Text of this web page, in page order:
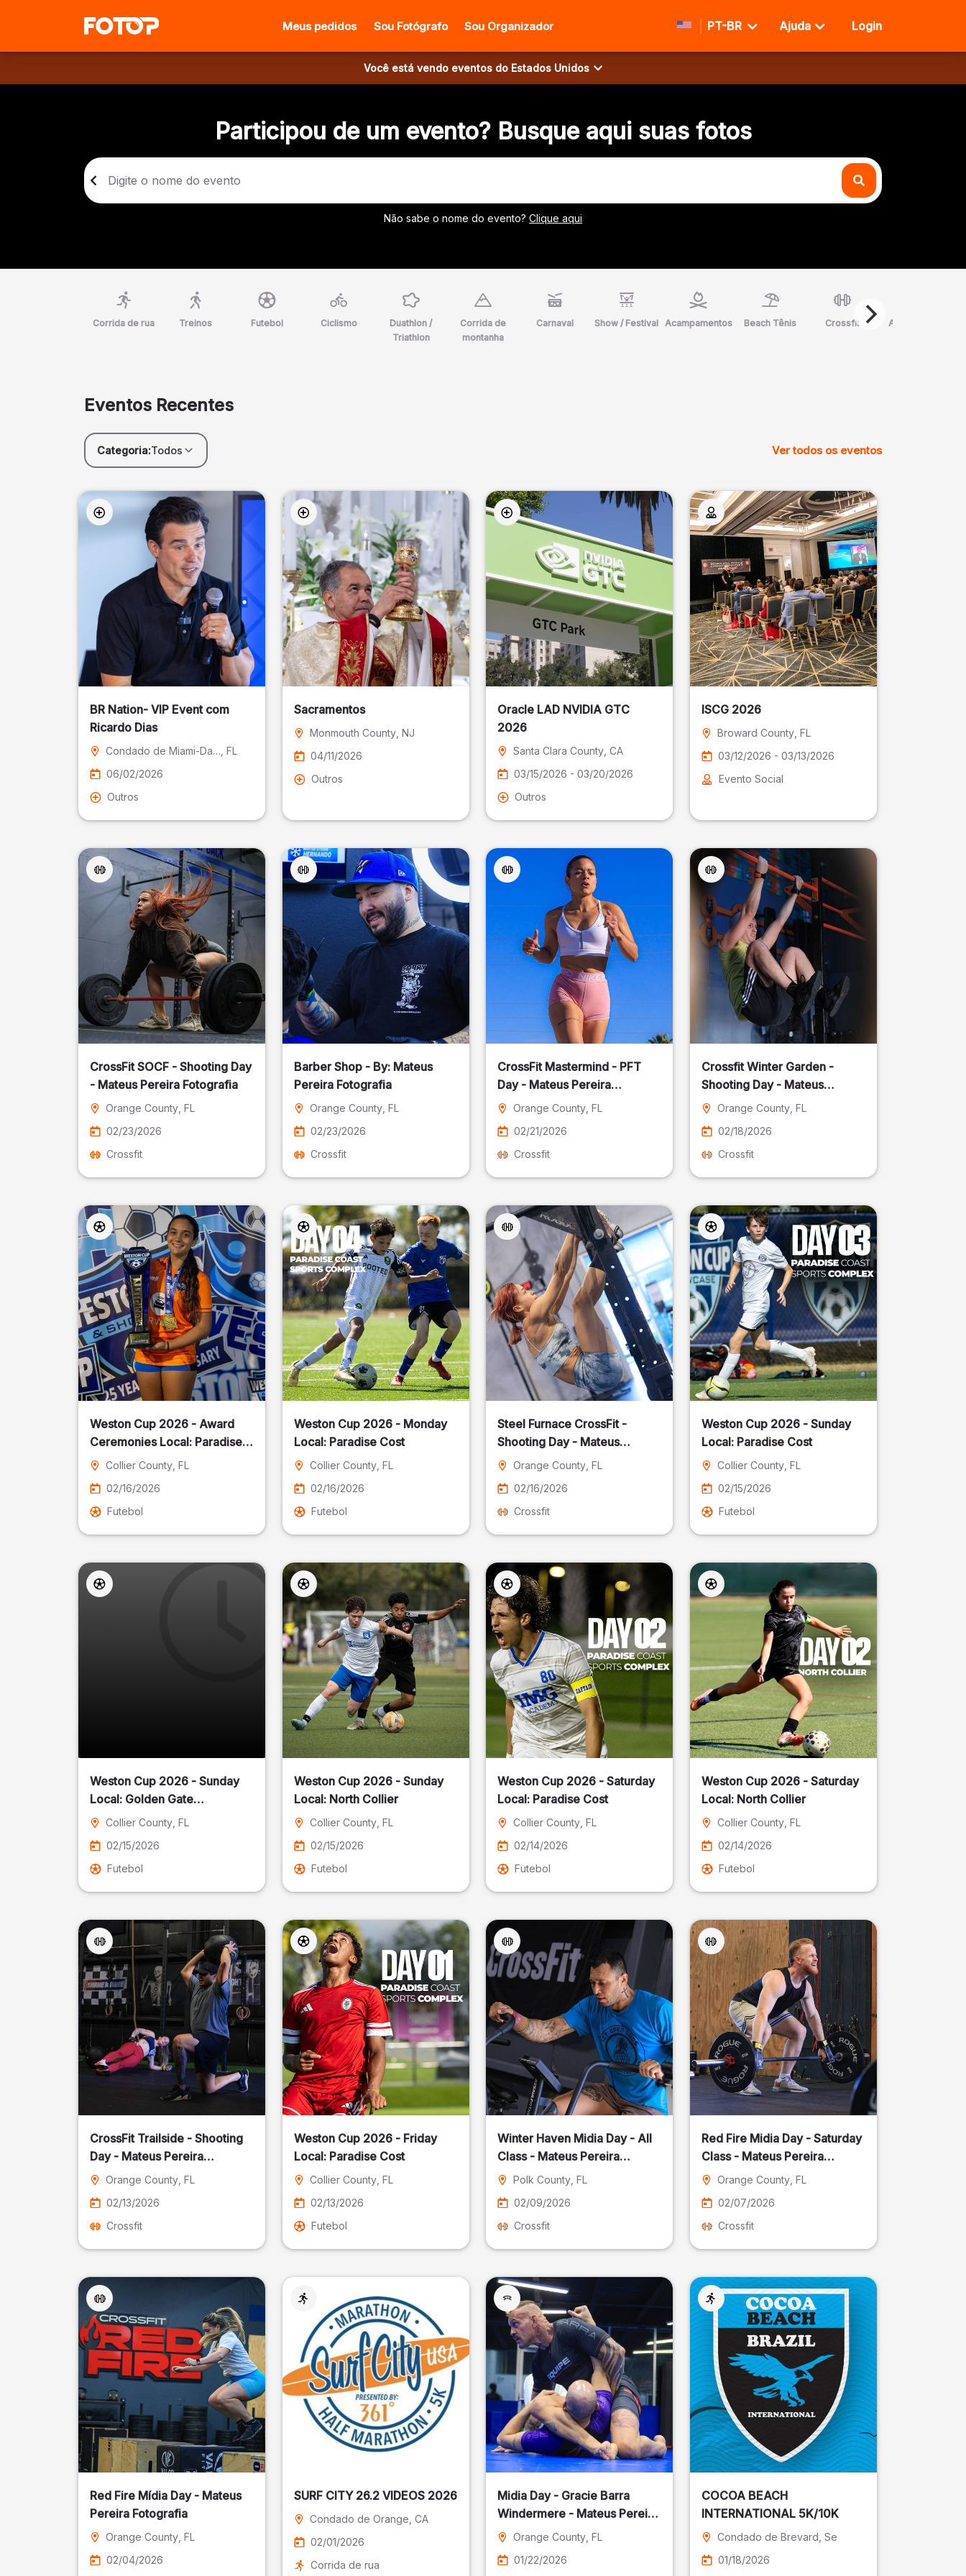
Meus pedidos Sou Fotógrafo Sou Organizador PT-BR Ajuda Login
Você está vendo eventos do Estados Unidos
Participou de um evento? Busque aqui suas fotos
Não sabe o nome do evento? Clique aqui
Corrida de rua Treinos Futebol Ciclismo
Duathlon /
Triathlon
Corrida de
montanha
Carnaval Show / Festival Acampamentos Beach Tênis Crossfit Arte Marcial
Eventos Recentes
Categoria:Todos Ver todos os eventos
BR Nation- VIP Event com
Ricardo Dias
Condado de Miami-Dade , FL
06/02/2026
Outros
Sacramentos
Monmouth County, NJ
04/11/2026
Outros
Oracle LAD NVIDIA GTC
2026
Santa Clara County , CA
03/15/2026 - 03/20/2026
Outros
ISCG 2026
Broward County, FL
03/12/2026 - 03/13/2026
Evento Social
CrossFit SOCF - Shooting Day
- Mateus Pereira Fotografia
Orange County , FL
02/23/2026
Crossfit
Barber Shop - By: Mateus
Pereira Fotografia
Orange County, FL
02/23/2026
Crossfit
CrossFit Mastermind - PFT
Day - Mateus Pereira
Fotografia
Orange County , FL
02/21/2026
Crossfit
Crossfit Winter Garden -
Shooting Day - Mateus
Pereira Fotografia
Orange County, FL
02/18/2026
Crossfit
Weston Cup 2026 - Award
Ceremonies Local: Paradise
CostCollier County , FL
02/16/2026
Futebol
Weston Cup 2026 - Monday
Local: Paradise Cost
Collier County, FL
02/16/2026
Futebol
Steel Furnace CrossFit -
Shooting Day - Mateus
Pereira Fotografia
Orange County , FL
02/16/2026
Crossfit
Weston Cup 2026 - Sunday
Local: Paradise Cost
Collier County, FL
02/15/2026
Futebol
Weston Cup 2026 - Sunday
Local: Golden Gate
Community Park
Collier County , FL
02/15/2026
Futebol
Weston Cup 2026 - Sunday
Local: North Collier
Collier County, FL
02/15/2026
Futebol
Weston Cup 2026 - Saturday
Local: Paradise Cost
Collier County , FL
02/14/2026
Futebol
Weston Cup 2026 - Saturday
Local: North Collier
Collier County, FL
02/14/2026
Futebol
CrossFit Trailside - Shooting
Day - Mateus Pereira
Fotografia
Orange County , FL
02/13/2026
Crossfit
Weston Cup 2026 - Friday
Local: Paradise Cost
Collier County, FL
02/13/2026
Futebol
Winter Haven Midia Day - All
Class - Mateus Pereira
Fotografia
Polk County , FL
02/09/2026
Crossfit
Red Fire Midia Day - Saturday
Class - Mateus Pereira
Fotografia
Orange County, FL
02/07/2026
Crossfit
Red Fire Mídia Day - Mateus
Pereira Fotografia
Orange County , FL
02/04/2026
SURF CITY 26.2 VIDEOS 2026
Condado de Orange , CA
02/01/2026
Corrida de rua
Midia Day - Gracie Barra
Windermere - Mateus Pereira
Fotografia
Orange County , FL
01/22/2026
COCOA BEACH
INTERNATIONAL 5K/10K
Condado de Brevard , Se
01/18/2026